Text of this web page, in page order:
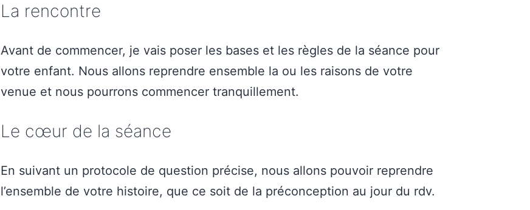
La rencontre
Avant de commencer, je vais poser les bases et les règles de la séance pour
votre enfant. Nous allons reprendre ensemble la ou les raisons de votre
venue et nous pourrons commencer tranquillement.
Le cœur de la séance
En suivant un protocole de question précise, nous allons pouvoir reprendre
l’ensemble de votre histoire, que ce soit de la préconception au jour du rdv.